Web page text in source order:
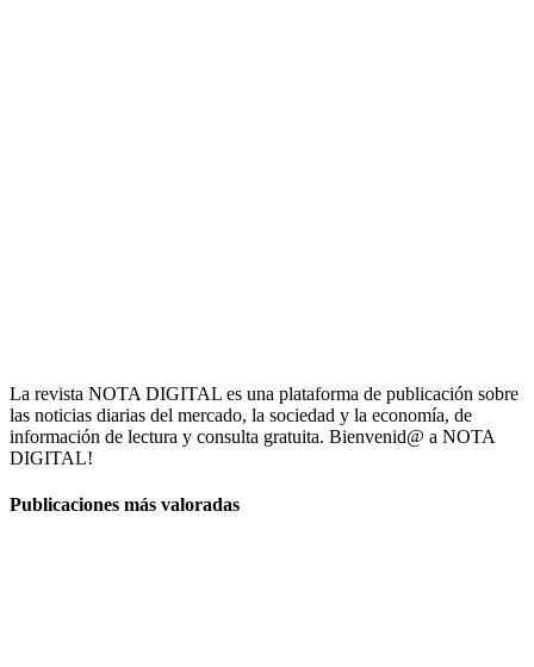
La revista NOTA DIGITAL es una plataforma de publicación sobre
las noticias diarias del mercado, la sociedad y la economía, de
información de lectura y consulta gratuita. Bienvenid@ a NOTA
DIGITAL!
Publicaciones más valoradas